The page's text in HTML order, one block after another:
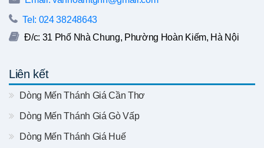
Tel: 024 38248643
Đ/c: 31 Phố Nhà Chung, Phường Hoàn Kiếm, Hà Nội
Liên kết
Dòng Mến Thánh Giá Cần Thơ
Dòng Mến Thánh Giá Gò Vấp
Dòng Mến Thánh Giá Huế